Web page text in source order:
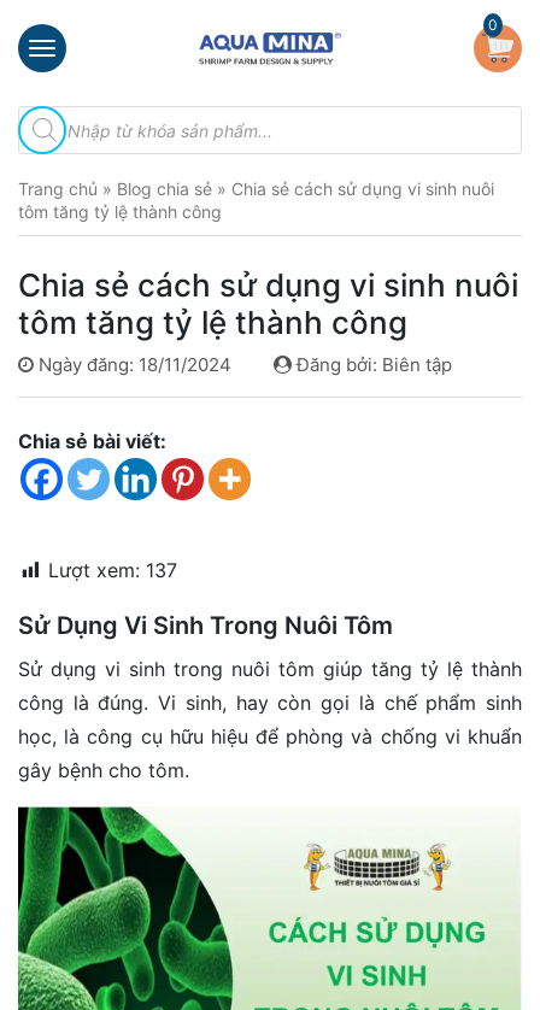
×
chủ
thiệu
Sản
Đầu
Phun
Vi
Ventek
Hướng
đặt
Quy
định
chia
sẻ
Liên
hệ
0
Tìm
kiếm
sản
Trang chủ » Blog chia sẻ » Chia sẻ cách sử dụng vi sinh nuôi
tôm tăng tỷ lệ thành công
Chia sẻ cách sử dụng vi sinh nuôi
tôm tăng tỷ lệ thành công
Ngày đăng: 18/11/2024 Đăng bởi: Biên tập
Chia sẻ bài viết:
Lượt xem: 137
Sử Dụng Vi Sinh Trong Nuôi Tôm
Sử dụng vi sinh trong nuôi tôm giúp tăng tỷ lệ thành
công là đúng. Vi sinh, hay còn gọi là chế phẩm sinh
học, là công cụ hữu hiệu để phòng và chống vi khuẩn
gây bệnh cho tôm.